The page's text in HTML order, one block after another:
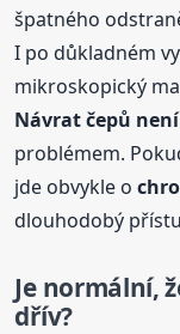
špatného
I po důkladném
mikroskopický
Návrat čepů
problémem.
jde obvykle o
dlouhodobý
Je normální,
dřív?